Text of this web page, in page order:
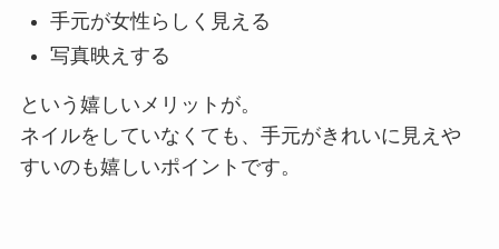
手元が女性らしく見える
写真映えする
という嬉しいメリットが。
ネイルをしていなくても、手元がきれいに見えや
すいのも嬉しいポイントです。